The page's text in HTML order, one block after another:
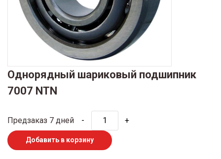
Однорядный шариковый подшипник
7007 NTN
Предзаказ 7 дней - +
Добавить в корзину